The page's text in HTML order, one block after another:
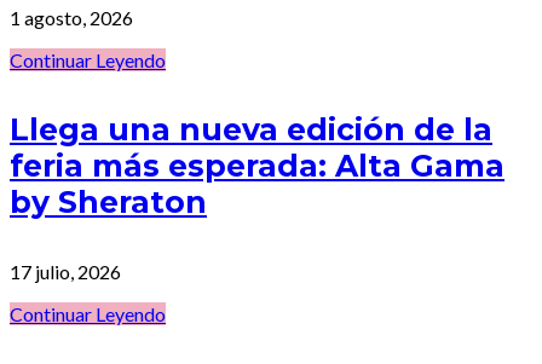
1 agosto, 2026
Continuar Leyendo
Llega una nueva edición de la
feria más esperada: Alta Gama
by Sheraton
17 julio, 2026
Continuar Leyendo